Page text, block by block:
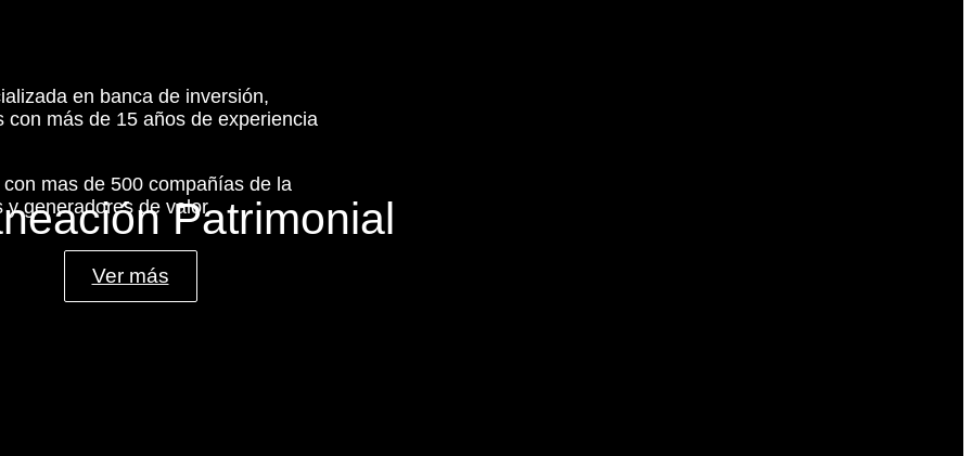
Patrimonial
Ver más
en banca de inversión,
más de 15 años de experiencia
mas de 500 compañías de la
generadores de valor.